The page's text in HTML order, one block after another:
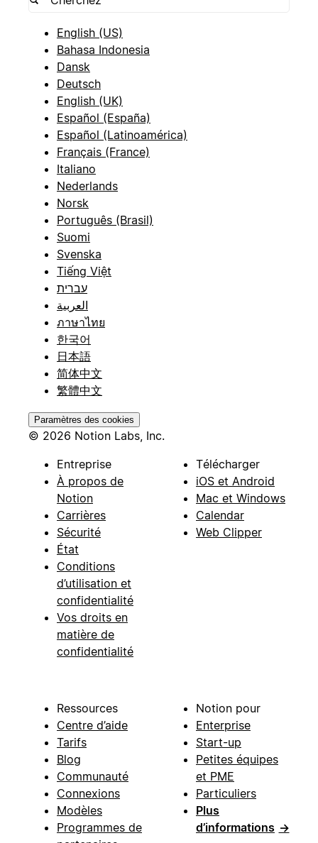
English (US)
Bahasa Indonesia
Dansk
Deutsch
English (UK)
Español (España)
Español (Latinoamérica)
Français (France)
Italiano
Nederlands
Norsk
Português (Brasil)
Suomi
Svenska
Tiếng Việt
עברית
العربية
ภาษาไทย
한국어
日本語
简体中文
繁體中文
Paramètres des cookies
© 2026 Notion Labs, Inc.
Entreprise
À propos de
Notion
Carrières
Sécurité
État
Conditions
d’utilisation et
confidentialité
Vos droits en
matière de
confidentialité
Télécharger
iOS et Android
Mac et Windows
Calendar
Web Clipper
Ressources
Centre d’aide
Tarifs
Blog
Communauté
Connexions
Modèles
Programmes de
Notion pour
Enterprise
Start-up
Petites équipes
et PME
Particuliers
Plus
d’informations →